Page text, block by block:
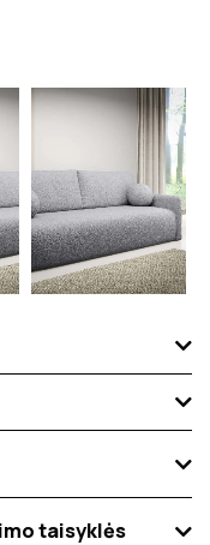
taisyklės